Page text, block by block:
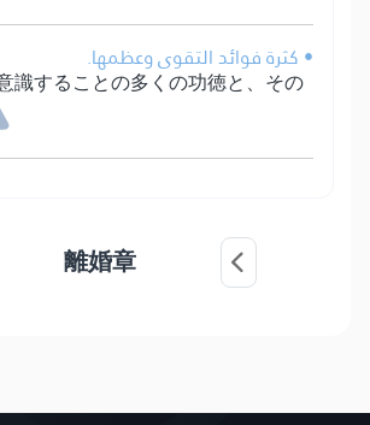
• كثرة فوائد التقوى وعظمها.
識することの多くの功徳と、その
離婚章